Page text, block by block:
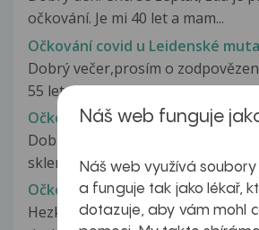
očkování. Je mi 40 let a mam...
Očkování covid u Leidenské
Dobrý večer,prosím o
55 let, syn-33 let a dcera 30...
Očkování covid u roztroušené
Dobrý den, je mi 29 let, léčím se
sklerózou, a díky tomu bych...
Očkování covid v prvním
Hezké dopoledne, 13. července
Náš web funguje
Náš web využívá soubory
a funguje tak jako lékař,
dotazuje, aby vám mohl